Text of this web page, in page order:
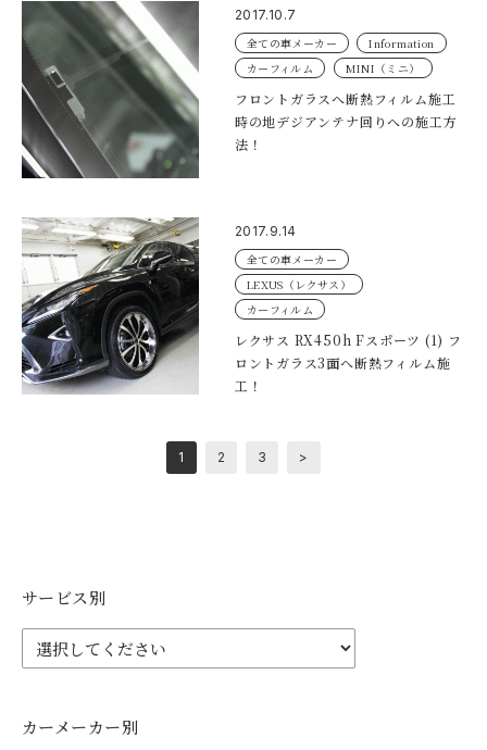
2017.10.7
全ての車メーカー
Information
カーフィルム
MINI（ミニ）
フロントガラスへ断熱フィルム施工
時の地デジアンテナ回りへの施工方
法！
2017.9.14
全ての車メーカー
LEXUS（レクサス）
カーフィルム
レクサス RX450h Fスポーツ (1) フ
ロントガラス3面へ断熱フィルム施
工！
1 2 3 >
サービス別
カーメーカー別